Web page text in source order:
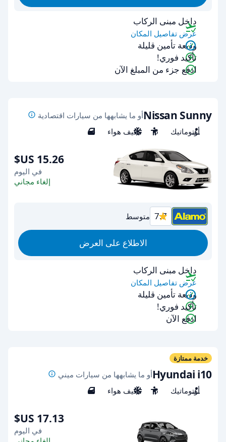
داخل مبنى الركاب
عرض تفاصيل المكان
وديعة تأمين قليلة
تأكيد فوري!
ادفع جزء من المبلغ الآن
Nissan Sunnyأو ما يشابهها من سيارات اقتصادية
أوتوماتيك
5 مكيف هواء 4
في اليوم
إلغاء مجاني
7.7 متوسط
الاطلاع على العرض
داخل مبنى الركاب
عرض تفاصيل المكان
وديعة تأمين قليلة
تأكيد فوري!
ادفع الآن
خدمة ممتازة
Hyundai i10أو ما يشابهها من سيارات ميني
أوتوماتيك
5 مكيف هواء 4
في اليوم